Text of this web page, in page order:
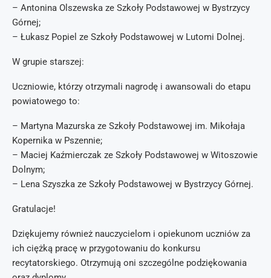
– Antonina Olszewska ze Szkoły Podstawowej w Bystrzycy
Górnej;
– Łukasz Popiel ze Szkoły Podstawowej w Lutomi Dolnej.
W grupie starszej:
Uczniowie, którzy otrzymali nagrodę i awansowali do etapu
powiatowego to:
– Martyna Mazurska ze Szkoły Podstawowej im. Mikołaja
Kopernika w Pszennie;
– Maciej Kaźmierczak ze Szkoły Podstawowej w Witoszowie
Dolnym;
– Lena Szyszka ze Szkoły Podstawowej w Bystrzycy Górnej.
Gratulacje!
Dziękujemy również nauczycielom i opiekunom uczniów za
ich ciężką pracę w przygotowaniu do konkursu
recytatorskiego. Otrzymują oni szczególne podziękowania